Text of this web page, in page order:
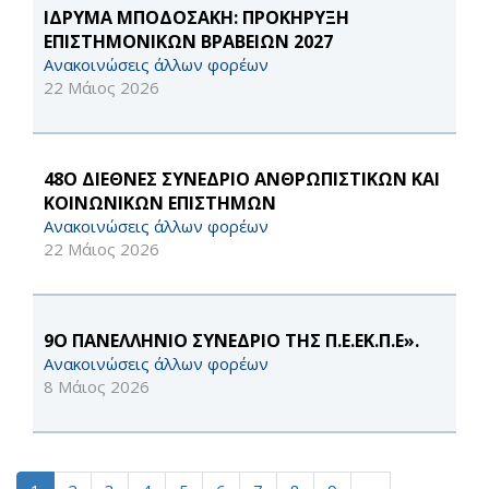
ΙΔΡΥΜΑ ΜΠΟΔΟΣΑΚΗ: ΠΡΟΚΗΡΥΞΗ
ΕΠΙΣΤΗΜΟΝΙΚΩΝ ΒΡΑΒΕΙΩΝ 2027
Ανακοινώσεις άλλων φορέων
22 Μάιος 2026
48Ο ΔΙΕΘΝΕΣ ΣΥΝΕΔΡΙΟ ΑΝΘΡΩΠΙΣΤΙΚΩΝ ΚΑΙ
ΚΟΙΝΩΝΙΚΩΝ ΕΠΙΣΤΗΜΩΝ
Ανακοινώσεις άλλων φορέων
22 Μάιος 2026
9Ο ΠΑΝΕΛΛΗΝΙΟ ΣΥΝΕΔΡΙΟ ΤΗΣ Π.Ε.ΕΚ.Π.Ε».
Ανακοινώσεις άλλων φορέων
8 Μάιος 2026